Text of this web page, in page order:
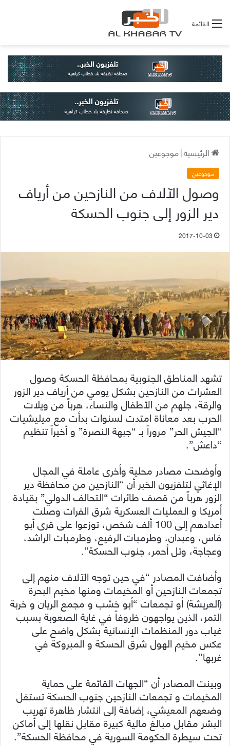
القائمة
الرئيسية|موجوعين
موجوعين
وصول الآلاف من النازحين من أرياف
دير الزور إلى جنوب الحسكة
2017-10-03
تشهد المناطق الجنوبية بمحافظة الحسكة وصول
العشرات من النازحين بشكل يومي من أرياف دير الزور
والرقة، جلهم من الأطفال والنساء، هرباً من ويلات
الحرب بعد معاناة امتدت لسنوات بدأت مع ميليشيات
“الجيش الحر” مروراً بـ “جبهة النصرة” و أخيراً تنظيم
“داعش”.
وأوضحت مصادر محلية وأخرى عاملة في المجال
الإغاثي لتلفزيون الخبر أن “النازحين من محافظة دير
الزور هرباً من قصف طائرات “التحالف الدولي” بقيادة
أمريكا و العمليات العسكرية شرق الفرات وصلت
أعدادهم إلى 100 ألف شخص، توزعوا على قرى أبو
فاس، وعبدان، وطرمبات الرفيع، وطرمبات الراشد،
وعجاجة، وتل أحمر، جنوب الحسكة”.
وأضافت المصادر “في حين توجه الآلاف منهم إلى
تجمعات النازحين أو المخيمات ومنها مخيم البحرة
(العريشة) أو تجمعات “أبو خشب و مجمع الريان و خربة
التمر، الذين يواجهون ظروفاً في غاية الصعوبة بسبب
غياب دور المنظمات الإنسانية بشكل واضح على
عكس مخيم الهول شرق الحسكة و المبروكة في
غربها”.
وبينت المصادر أن “الجهات القائمة على حماية
المخيمات و تجمعات النازحين جنوب الحسكة تستغل
وضعهم المعيشي، إضافة إلى انتشار ظاهرة تهريب
البشر مقابل مبالغ مالية كبيرة مقابل نقلها إلى أماكن
تحت سيطرة الحكومة السورية في محافظة الحسكة”.